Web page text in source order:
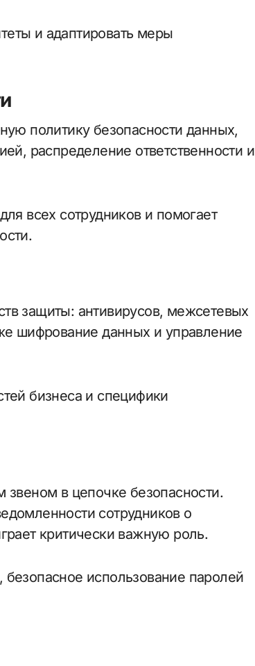
и адаптировать меры
политику безопасности данных,
распределение ответственности и
всех сотрудников и помогает
защиты: антивирусов, межсетевых
шифрование данных и управление
бизнеса и специфики
звеном в цепочке безопасности.
сотрудников о
критически важную роль.
использование паролей